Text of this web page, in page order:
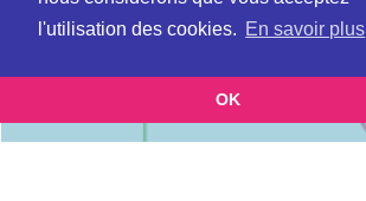
l'utilisation des cookies. En savoir plus
OK